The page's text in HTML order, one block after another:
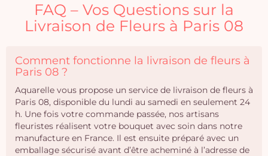
FAQ – Vos Questions sur la
Livraison de Fleurs à Paris 08
Comment fonctionne la livraison de fleurs à
Paris 08 ?
Aquarelle vous propose un service de livraison de fleurs à
Paris 08, disponible du lundi au samedi en seulement 24
h. Une fois votre commande passée, nos artisans
fleuristes réalisent votre bouquet avec soin dans notre
manufacture en France. Il est ensuite préparé avec un
emballage sécurisé avant d’être acheminé à l’adresse de